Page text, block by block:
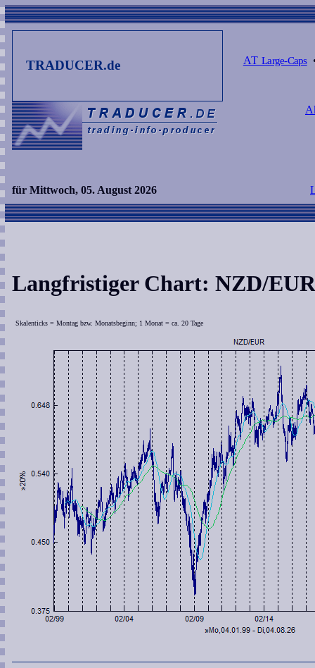
TRADUCER.de AT Large-Caps
für Mittwoch, 05. August 2026
Langfristiger Chart: NZD/EUR
Skalenticks = Montag bzw. Monatsbeginn; 1 Monat = ca. 20 Tage